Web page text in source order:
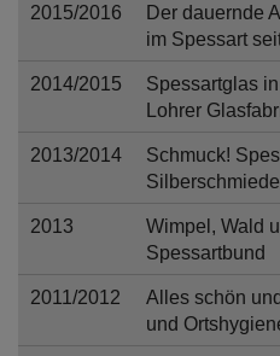
YouTube / Vimeo
Wir nutzen YouTube im erweiterten
bewirkt laut YouTube, dass YouTube
ansehen.
Optional sind externe Inhalte auf den
eingebunden. Das können
2015/2016
Der dauernde
im Spessart
2014/2015
Spessartglas
Lohrer
2013/2014
Schmuck!
2013
Wimpel, Wald
Spessartbund
2011/2012
Alles schön
und